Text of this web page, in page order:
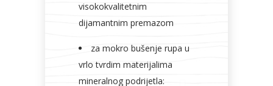
visokokvalitetnim
dijamantnim premazom
za mokro bušenje rupa u
vrlo tvrdim materijalima
mineralnog podrijetla: